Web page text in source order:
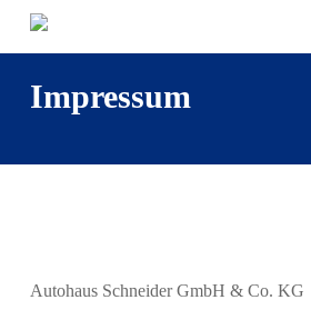
Skip
contentImpressum
Autohaus Schneider GmbH & Co. KG